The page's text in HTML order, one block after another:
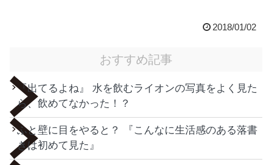
2018/01/02
おすすめ記事
『出てるよね』 水を飲むライオンの写真をよく見た
ら、飲めてなかった！？
ふと壁に目をやると？ 『こんなに生活感のある落書
きは初めて見た』